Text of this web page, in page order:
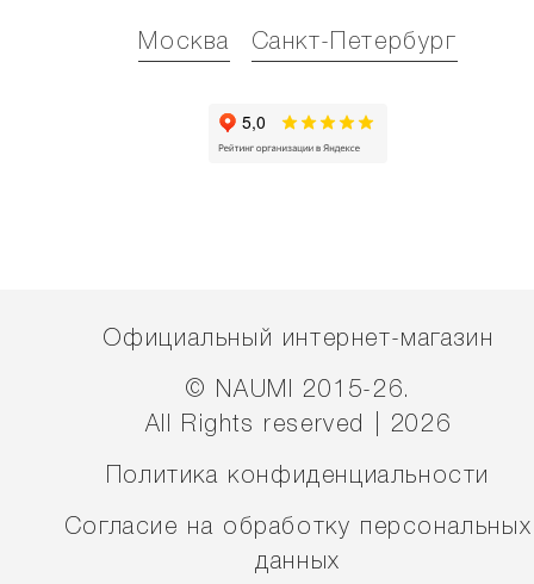
Москва Санкт-Петербург
Официальный интернет-магазин
© NAUMI 2015-26.
All Rights reserved | 2026
Политика конфиденциальности
Согласие на обработку персональных
данных